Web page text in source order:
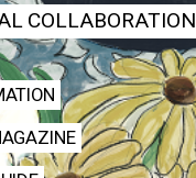
COLLABORATION